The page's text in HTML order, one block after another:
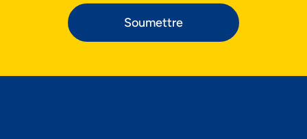
Soumettre